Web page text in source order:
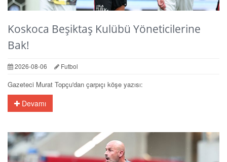
Koskoca Beşiktaş Kulübü Yöneticilerine
Bak!
2026-08-06 Futbol
Gazeteci Murat Topçu'dan çarpıçı köşe yazısı:
Devamı